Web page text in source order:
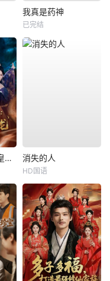
我真是药神
已完结
藏剑十年：废柴皇子竟是绝世强龙 消失的人
HD国语